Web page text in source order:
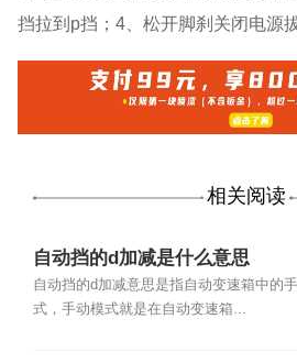
挡拉到p挡；4、松开脚刹关闭电源
相关阅读
自动挡的d加减是什么意思
自动挡的d加减意思是指自动变速箱中的
式，手动模式就是在自动变速箱...